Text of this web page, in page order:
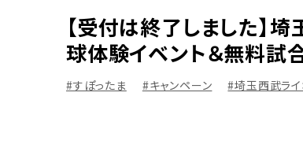
【受付は終了しました】
球体験イベント＆無料試
#すぽったま #キャンペーン #埼玉西武ラ